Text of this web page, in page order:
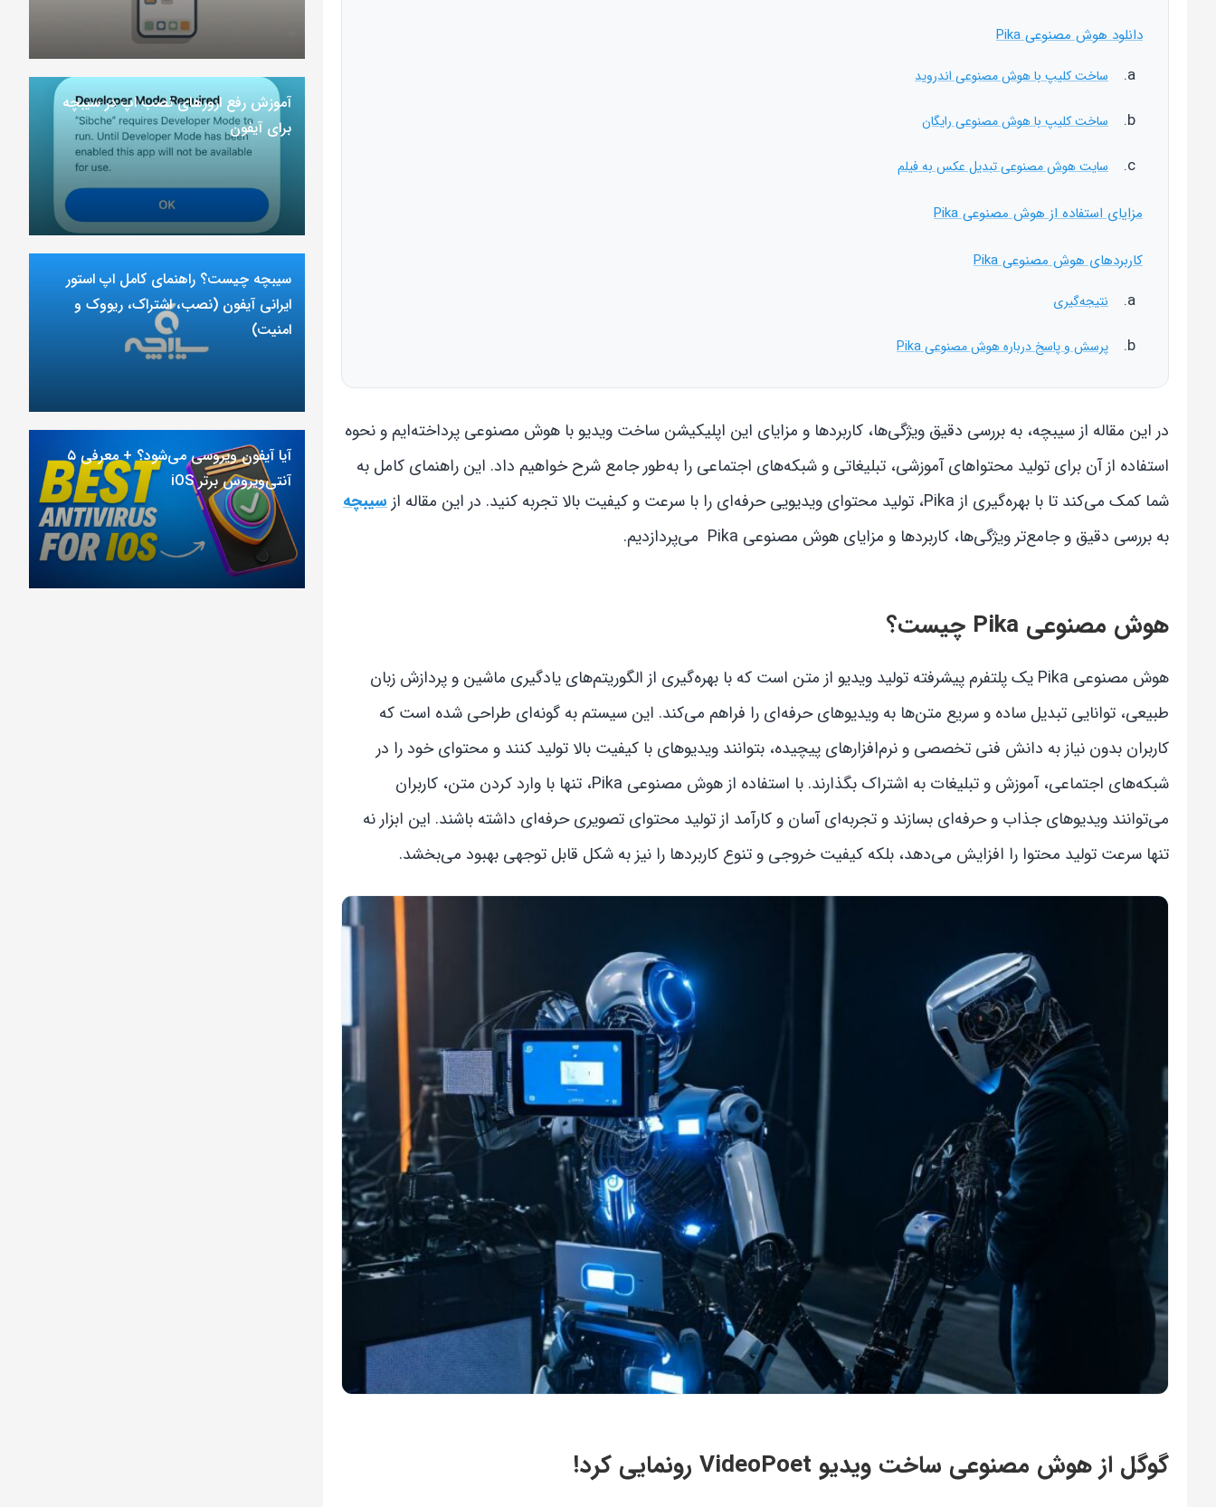
دانلود هوش مصنوعی Pika
ساخت کلیپ با هوش مصنوعی اندروید
ساخت کلیپ با هوش مصنوعی رایگان
سایت هوش مصنوعی تبدیل عکس به فیلم
مزایای استفاده از هوش مصنوعی Pika
کاربردهای هوش مصنوعی Pika
نتیجه‌گیری
پرسش و پاسخ درباره هوش مصنوعی Pika
در این مقاله از سیبچه، به بررسی دقیق ویژگی‌ها، کاربردها و مزایای این اپلیکیشن ساخت ویدیو با هوش مصنوعی پرداخته‌ایم و نحوه
استفاده از آن برای تولید محتواهای آموزشی، تبلیغاتی و شبکه‌های اجتماعی را به‌طور جامع شرح خواهیم داد. این راهنمای کامل به
شما کمک می‌کند تا با بهره‌گیری از Pika، تولید محتوای ویدیویی حرفه‌ای را با سرعت و کیفیت بالا تجربه کنید. در این مقاله از
سیبچه
به بررسی دقیق و جامع‌تر ویژگی‌ها، کاربردها و مزایای هوش مصنوعی Pika می‌پردازدیم.
هوش مصنوعی Pika چیست؟
هوش مصنوعی Pika یک پلتفرم پیشرفته تولید ویدیو از متن است که با بهره‌گیری از الگوریتم‌های یادگیری ماشین و پردازش زبان
طبیعی، توانایی تبدیل ساده و سریع متن‌ها به ویدیوهای حرفه‌ای را فراهم می‌کند. این سیستم به گونه‌ای طراحی شده است که
کاربران بدون نیاز به دانش فنی تخصصی و نرم‌افزارهای پیچیده، بتوانند ویدیوهای با کیفیت بالا تولید کنند و محتوای خود را در
شبکه‌های اجتماعی، آموزش و تبلیغات به اشتراک بگذارند. با استفاده از هوش مصنوعی Pika، تنها با وارد کردن متن، کاربران
می‌توانند ویدیوهای جذاب و حرفه‌ای بسازند و تجربه‌ای آسان و کارآمد از تولید محتوای تصویری حرفه‌ای داشته باشند. این ابزار نه
تنها سرعت تولید محتوا را افزایش می‌دهد، بلکه کیفیت خروجی و تنوع کاربردها را نیز به شکل قابل توجهی بهبود می‌بخشد.
گوگل از هوش مصنوعی ساخت ویدیو VideoPoet رونمایی کرد!
آموزش رفع ارور‌های نصب اپ در سیبچه
برای آیفون
سیبچه چیست؟ راهنمای کامل اپ استور
ایرانی آیفون (نصب، اشتراک، ریووک و
امنیت)
آیا آیفون ویروسی می‌شود؟ + معرفی ۵
آنتی‌ویروس برتر iOS